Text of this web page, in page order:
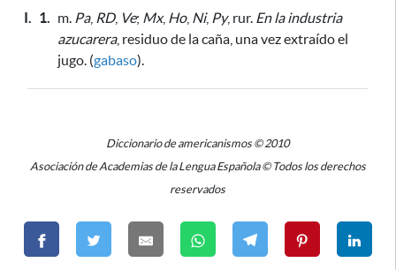
I. 1. m. Pa, RD, Ve; Mx, Ho, Ni, Py, rur. En la industria
azucarera, residuo de la caña, una vez extraído el
jugo. (gabaso).
Diccionario de americanismos © 2010
Asociación de Academias de la Lengua Española © Todos los derechos
reservados